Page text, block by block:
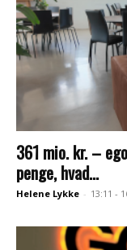
361 mio. kr. –
penge, hvad...
Helene Lykke - 13:11 -